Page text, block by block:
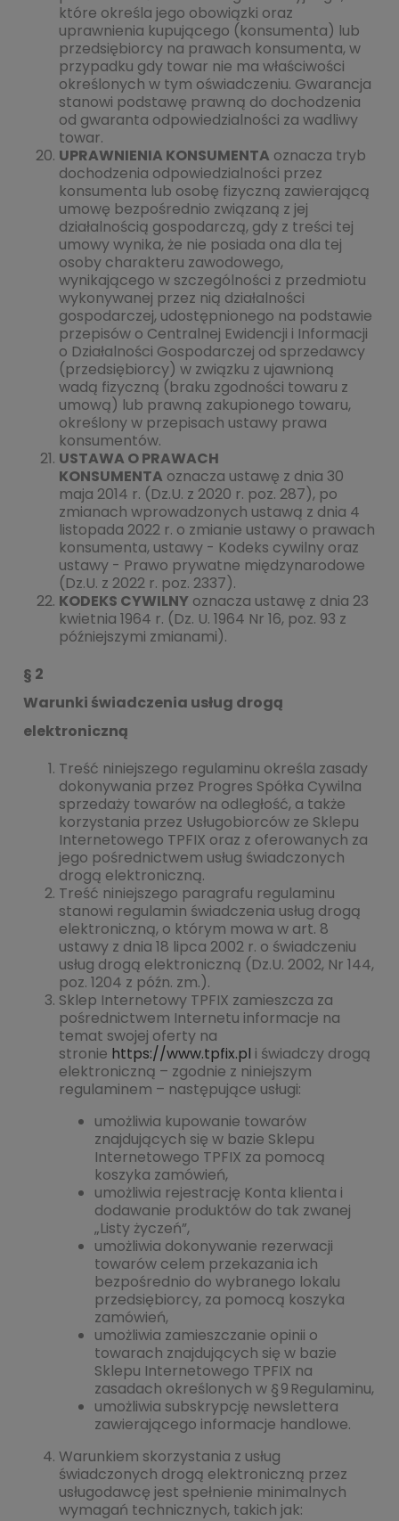
które określa jego obowiązki oraz
uprawnienia kupującego (konsumenta) lub
przedsiębiorcy na prawach konsumenta, w
przypadku gdy towar nie ma właściwości
określonych w tym oświadczeniu. Gwarancja
stanowi podstawę prawną do dochodzenia
od gwaranta odpowiedzialności za wadliwy
towar.
UPRAWNIENIA KONSUMENTA oznacza tryb
dochodzenia odpowiedzialności przez
konsumenta lub osobę fizyczną zawierającą
umowę bezpośrednio związaną z jej
działalnością gospodarczą, gdy z treści tej
umowy wynika, że nie posiada ona dla tej
osoby charakteru zawodowego,
wynikającego w szczególności z przedmiotu
wykonywanej przez nią działalności
gospodarczej, udostępnionego na podstawie
przepisów o Centralnej Ewidencji i Informacji
o Działalności Gospodarczej od sprzedawcy
(przedsiębiorcy) w związku z ujawnioną
wadą fizyczną (braku zgodności towaru z
umową) lub prawną zakupionego towaru,
określony w przepisach ustawy prawa
konsumentów.
USTAWA O PRAWACH
KONSUMENTA oznacza ustawę z dnia 30
maja 2014 r. (Dz.U. z 2020 r. poz. 287), po
zmianach wprowadzonych ustawą z dnia 4
listopada 2022 r. o zmianie ustawy o prawach
konsumenta, ustawy - Kodeks cywilny oraz
ustawy - Prawo prywatne międzynarodowe
(Dz.U. z 2022 r. poz. 2337).
KODEKS CYWILNY oznacza ustawę z dnia 23
kwietnia 1964 r. (Dz. U. 1964 Nr 16, poz. 93 z
późniejszymi zmianami).
§ 2
Warunki świadczenia usług drogą
elektroniczną
Treść niniejszego regulaminu określa zasady
dokonywania przez Progres Spółka Cywilna
sprzedaży towarów na odległość, a także
korzystania przez Usługobiorców ze Sklepu
Internetowego TPFIX oraz z oferowanych za
jego pośrednictwem usług świadczonych
drogą elektroniczną.
Treść niniejszego paragrafu regulaminu
stanowi regulamin świadczenia usług drogą
elektroniczną, o którym mowa w art. 8
ustawy z dnia 18 lipca 2002 r. o świadczeniu
usług drogą elektroniczną (Dz.U. 2002, Nr 144,
poz. 1204 z późn. zm.).
Sklep Internetowy TPFIX zamieszcza za
pośrednictwem Internetu informacje na
temat swojej oferty na
stronie https://www.tpfix.pl i świadczy drogą
elektroniczną – zgodnie z niniejszym
regulaminem – następujące usługi:
umożliwia kupowanie towarów
znajdujących się w bazie Sklepu
Internetowego TPFIX za pomocą
koszyka zamówień,
umożliwia rejestrację Konta klienta i
dodawanie produktów do tak zwanej
„Listy życzeń”,
umożliwia dokonywanie rezerwacji
towarów celem przekazania ich
bezpośrednio do wybranego lokalu
przedsiębiorcy, za pomocą koszyka
zamówień,
umożliwia zamieszczanie opinii o
towarach znajdujących się w bazie
Sklepu Internetowego TPFIX na
zasadach określonych w § 9 Regulaminu,
umożliwia subskrypcję newslettera
zawierającego informacje handlowe.
Warunkiem skorzystania z usług
świadczonych drogą elektroniczną przez
usługodawcę jest spełnienie minimalnych
wymagań technicznych, takich jak: